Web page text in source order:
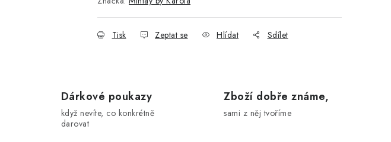
Tisk Zeptat se Hlídat Sdílet
Dárkové poukazy
když nevíte, co konkrétně
darovat
Zboží dobře známe,
sami z něj tvoříme